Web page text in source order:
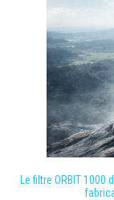
Le filtre ORBIT